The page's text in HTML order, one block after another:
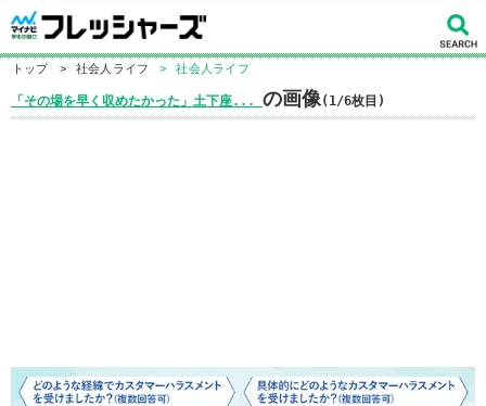
トップ > 社会人ライフ > 社会人ライフ
「その場を早く収めたかった」土下座... の画像(1/6枚目)